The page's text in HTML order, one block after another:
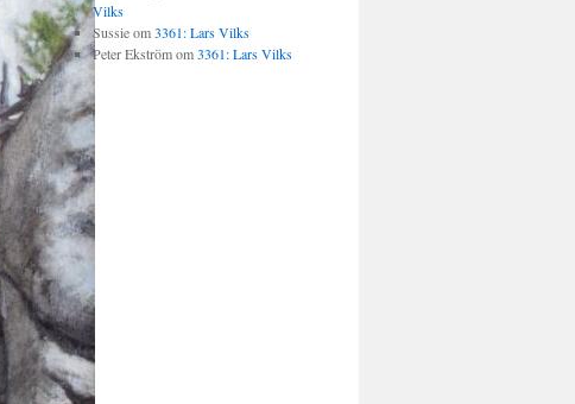
Vilks
Sussieom3361: Lars Vilks
Peter Ekströmom3361: Lars Vilks